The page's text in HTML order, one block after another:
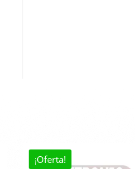
¡Oferta!